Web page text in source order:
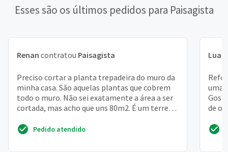
Esses são os últimos pedidos para Paisagista
Renan contratou Paisagista
Preciso cortar a planta trepadeira do muro da
minha casa. São aquelas plantas que cobrem
todo o muro. Não sei exatamente a área a ser
cortada, mas acho que uns 80m2. É um terreno
Pedido atendido
Luan
uma
de